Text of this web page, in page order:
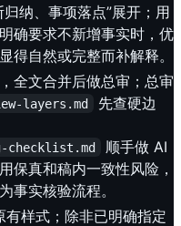
纳、事项落点”展开；用
确要求不新增事实时，优
得自然或完整而补解释。
全文合并后做总审；总审
layers.md
先查硬边
checklist.md
顺手做 AI
保真和稿内一致性风险，
事实核验流程。
样式；除非已明确指定